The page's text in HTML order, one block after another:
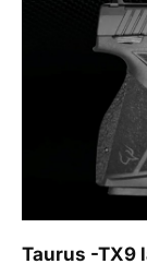
Taurus -TX9